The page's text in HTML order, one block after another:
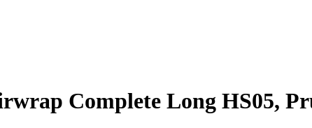
Complete Long HS05,